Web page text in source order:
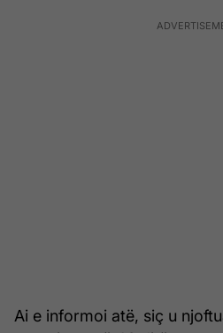
Ai e informoi atë, siç u